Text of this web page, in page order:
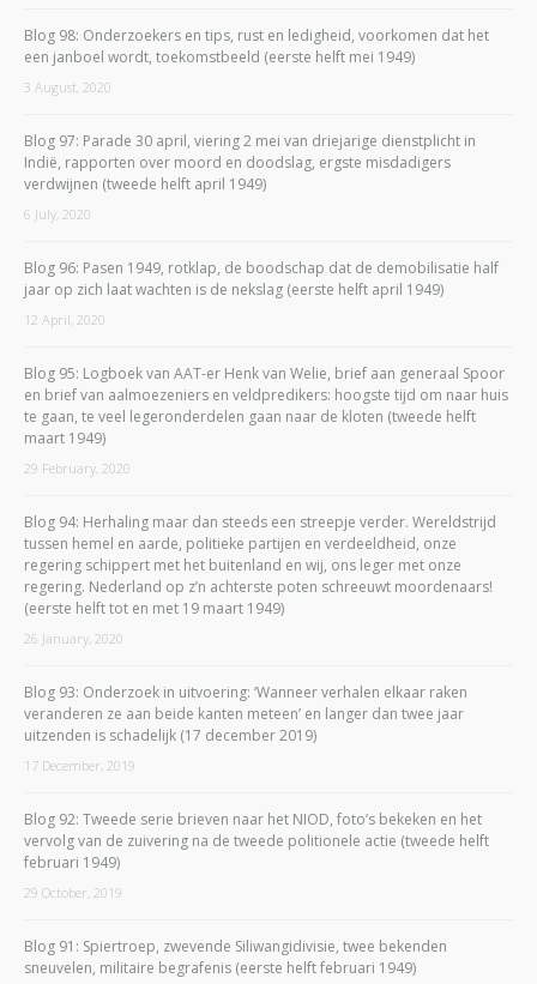
Blog 98: Onderzoekers en tips, rust en ledigheid, voorkomen dat het
een janboel wordt, toekomstbeeld (eerste helft mei 1949)
3 August, 2020
Blog 97: Parade 30 april, viering 2 mei van driejarige dienstplicht in
Indië, rapporten over moord en doodslag, ergste misdadigers
verdwijnen (tweede helft april 1949)
6 July, 2020
Blog 96: Pasen 1949, rotklap, de boodschap dat de demobilisatie half
jaar op zich laat wachten is de nekslag (eerste helft april 1949)
12 April, 2020
Blog 95: Logboek van AAT-er Henk van Welie, brief aan generaal Spoor
en brief van aalmoezeniers en veldpredikers: hoogste tijd om naar huis
te gaan, te veel legeronderdelen gaan naar de kloten (tweede helft
maart 1949)
29 February, 2020
Blog 94: Herhaling maar dan steeds een streepje verder. Wereldstrijd
tussen hemel en aarde, politieke partijen en verdeeldheid, onze
regering schippert met het buitenland en wij, ons leger met onze
regering. Nederland op z’n achterste poten schreeuwt moordenaars!
(eerste helft tot en met 19 maart 1949)
26 January, 2020
Blog 93: Onderzoek in uitvoering: ‘Wanneer verhalen elkaar raken
veranderen ze aan beide kanten meteen’ en langer dan twee jaar
uitzenden is schadelijk (17 december 2019)
17 December, 2019
Blog 92: Tweede serie brieven naar het NIOD, foto’s bekeken en het
vervolg van de zuivering na de tweede politionele actie (tweede helft
februari 1949)
29 October, 2019
Blog 91: Spiertroep, zwevende Siliwangidivisie, twee bekenden
sneuvelen, militaire begrafenis (eerste helft februari 1949)